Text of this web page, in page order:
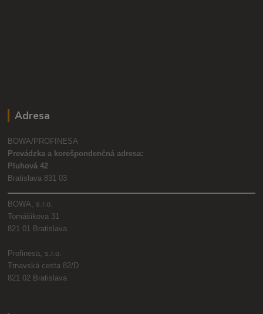
Adresa
BOWA/PROFINESA
Prevádzka a korešpondenčná adresa:
Pluhová 42
Bratislava 831 03
BOWA, s.r.o.
Tomášikova 31
821 01 Bratislava
Profinesa, s.r.o.
Trnavská cesta 82/D
821 02 Bratislava